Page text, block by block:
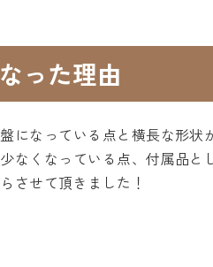
った理由
になっている点と横長な形
なくなっている点、付属品
させて頂きました！